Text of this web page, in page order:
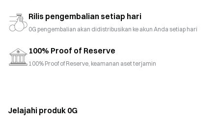
Rilis pengembalian setiap hari
0G pengembalian akan didistribusikan ke akun Anda setiap hari
100% Proof of Reserve
100% Proof of Reserve, keamanan aset terjamin
Jelajahi produk 0G